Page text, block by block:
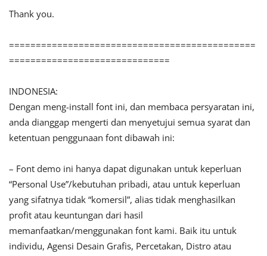
Thank you.
==============================================
==============================
INDONESIA:
Dengan meng-install font ini, dan membaca persyaratan ini,
anda dianggap mengerti dan menyetujui semua syarat dan
ketentuan penggunaan font dibawah ini:
– Font demo ini hanya dapat digunakan untuk keperluan
“Personal Use”/kebutuhan pribadi, atau untuk keperluan
yang sifatnya tidak “komersil”, alias tidak menghasilkan
profit atau keuntungan dari hasil
memanfaatkan/menggunakan font kami. Baik itu untuk
individu, Agensi Desain Grafis, Percetakan, Distro atau